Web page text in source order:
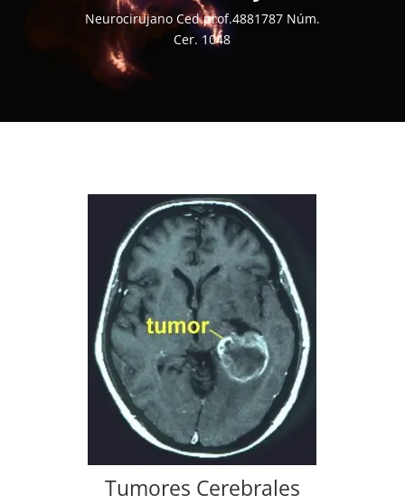
Neurocirujano Ced.prof.4881787 Núm.
Cer. 1048
Tumores Cerebrales